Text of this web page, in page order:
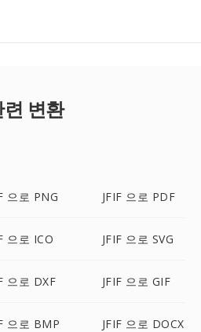
변환
으로 PNG JFIF 으로 PDF
으로 ICO JFIF 으로 SVG
으로 DXF JFIF 으로 GIF
으로 BMP JFIF 으로 DOCX